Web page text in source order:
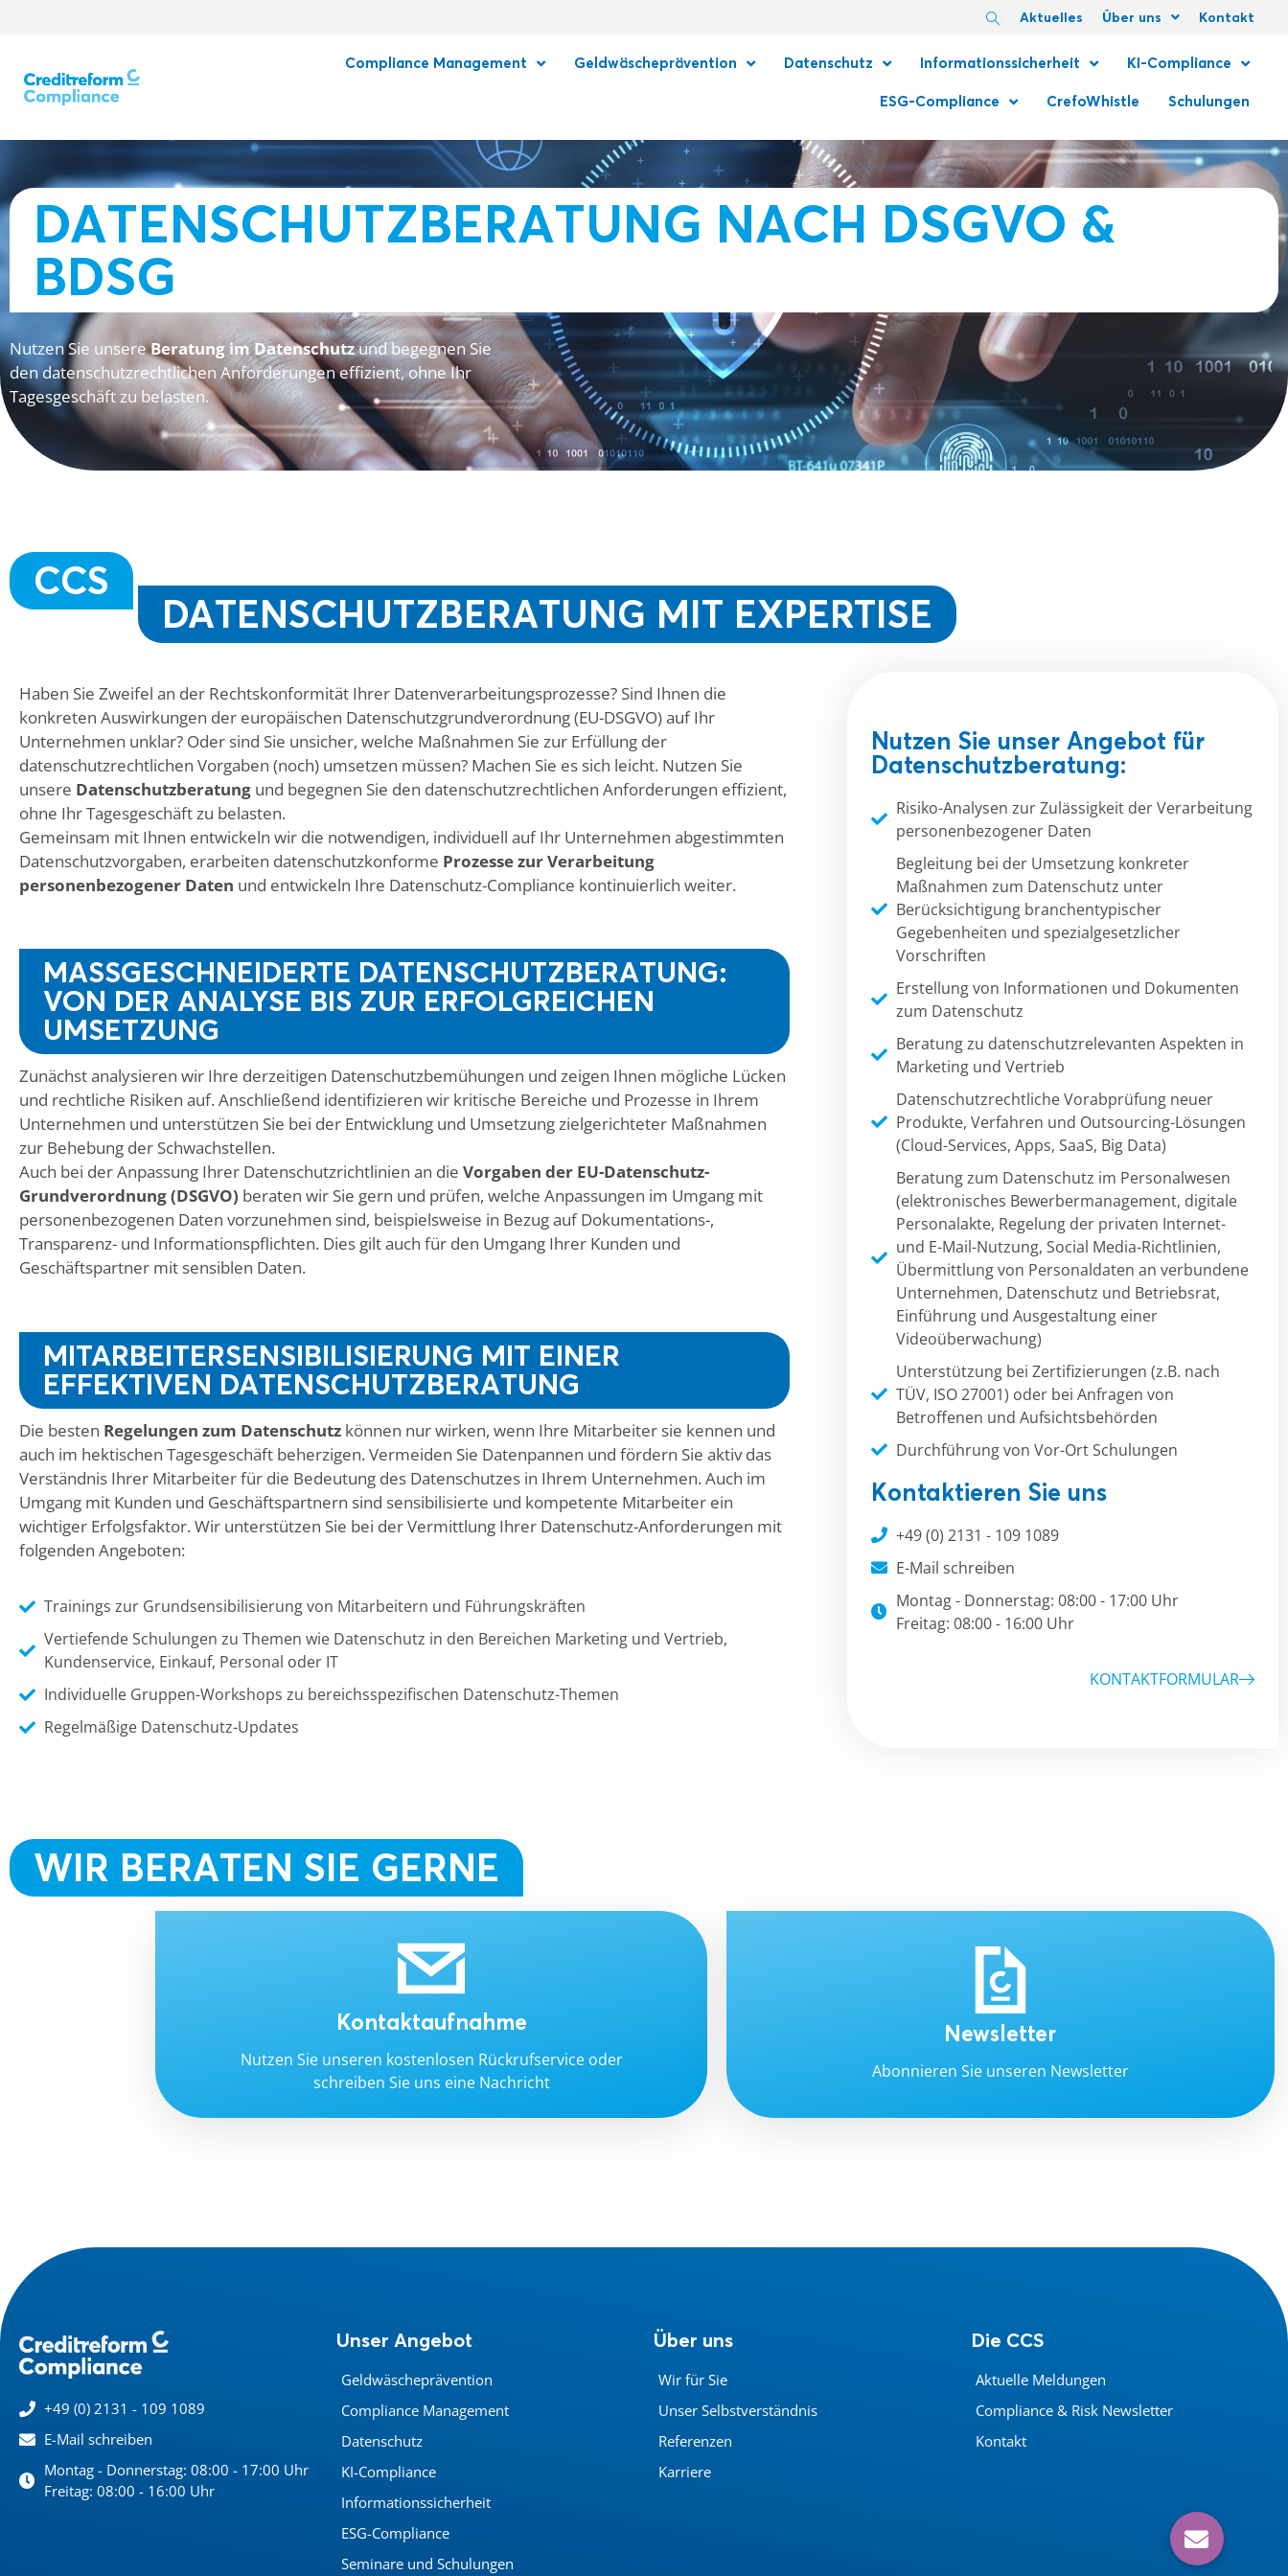
Aktuelles Über uns Kontakt
Compliance Management Geldwäscheprävention Datenschutz Informationssicherheit KI-Compliance
ESG-Compliance CrefoWhistle Schulungen
DATENSCHUTZBERATUNG NACH DSGVO &
BDSG
Nutzen Sie unsereBeratung im Datenschutzund begegnen Sie
den datenschutzrechtlichen Anforderungen effizient, ohne Ihr
Tagesgeschäft zu belasten.
CCS
DATENSCHUTZBERATUNG MIT EXPERTISE
Haben Sie Zweifel an der Rechtskonformität Ihrer Datenverarbeitungsprozesse? Sind Ihnen die
konkreten Auswirkungen der europäischen Datenschutzgrundverordnung (EU-DSGVO) auf Ihr
Unternehmen unklar? Oder sind Sie unsicher, welche Maßnahmen Sie zur Erfüllung der
datenschutzrechtlichen Vorgaben (noch) umsetzen müssen? Machen Sie es sich leicht. Nutzen Sie
unsere Datenschutzberatung und begegnen Sie den datenschutzrechtlichen Anforderungen effizient,
ohne Ihr Tagesgeschäft zu belasten.
Gemeinsam mit Ihnen entwickeln wir die notwendigen, individuell auf Ihr Unternehmen abgestimmten
Datenschutzvorgaben, erarbeiten datenschutzkonforme Prozesse zur Verarbeitung
personenbezogener Daten und entwickeln Ihre Datenschutz-Compliance kontinuierlich weiter.
MASSGESCHNEIDERTE DATENSCHUTZBERATUNG: V
ON DER ANALYSE BIS ZUR ERFOLGREICHEN U
MSETZUNG
Zunächst analysieren wir Ihre derzeitigen Datenschutzbemühungen und zeigen Ihnen mögliche Lücken
und rechtliche Risiken auf. Anschließend identifizieren wir kritische Bereiche und Prozesse in Ihrem
Unternehmen und unterstützen Sie bei der Entwicklung und Umsetzung zielgerichteter Maßnahmen
zur Behebung der Schwachstellen.
Auch bei der Anpassung Ihrer Datenschutzrichtlinien an die Vorgaben der EU-Datenschutz-
Grundverordnung (DSGVO) beraten wir Sie gern und prüfen, welche Anpassungen im Umgang mit
personenbezogenen Daten vorzunehmen sind, beispielsweise in Bezug auf Dokumentations-,
Transparenz- und Informationspflichten. Dies gilt auch für den Umgang Ihrer Kunden und
Geschäftspartner mit sensiblen Daten.
MITARBEITERSENSIBILISIERUNG MIT EINER
EFFEKTIVEN DATENSCHUTZBERATUNG
Die besten Regelungen zum Datenschutz können nur wirken, wenn Ihre Mitarbeiter sie kennen und
auch im hektischen Tagesgeschäft beherzigen. Vermeiden Sie Datenpannen und fördern Sie aktiv das
Verständnis Ihrer Mitarbeiter für die Bedeutung des Datenschutzes in Ihrem Unternehmen. Auch im
Umgang mit Kunden und Geschäftspartnern sind sensibilisierte und kompetente Mitarbeiter ein
wichtiger Erfolgsfaktor. Wir unterstützen Sie bei der Vermittlung Ihrer Datenschutz-Anforderungen mit
folgenden Angeboten:
Trainings zur Grundsensibilisierung von Mitarbeitern und Führungskräften
Vertiefende Schulungen zu Themen wie Datenschutz in den Bereichen Marketing und Vertrieb,
Kundenservice, Einkauf, Personal oder IT
Individuelle Gruppen-Workshops zu bereichsspezifischen Datenschutz-Themen
Regelmäßige Datenschutz-Updates
Nutzen Sie unser Angebot für
Datenschutzberatung:
Risiko-Analysen zur Zulässigkeit der Verarbeitung
personenbezogener Daten
Begleitung bei der Umsetzung konkreter
Maßnahmen zum Datenschutz unter
Berücksichtigung branchentypischer
Gegebenheiten und spezialgesetzlicher
Vorschriften
Erstellung von Informationen und Dokumenten
zum Datenschutz
Beratung zu datenschutzrelevanten Aspekten in
Marketing und Vertrieb
Datenschutzrechtliche Vorabprüfung neuer
Produkte, Verfahren und Outsourcing-Lösungen
(Cloud-Services, Apps, SaaS, Big Data)
Beratung zum Datenschutz im Personalwesen
(elektronisches Bewerbermanagement, digitale
Personalakte, Regelung der privaten Internet-
und E-Mail-Nutzung, Social Media-Richtlinien,
Übermittlung von Personaldaten an verbundene
Unternehmen, Datenschutz und Betriebsrat,
Einführung und Ausgestaltung einer
Videoüberwachung)
Unterstützung bei Zertifizierungen (z.B. nach
TÜV, ISO 27001) oder bei Anfragen von
Betroffenen und Aufsichtsbehörden
Durchführung von Vor-Ort Schulungen
Kontaktieren Sie uns
+49 (0) 2131 - 109 1089
E-Mail schreiben
Montag - Donnerstag: 08:00 - 17:00 Uhr
Freitag: 08:00 - 16:00 Uhr
KONTAKTFORMULAR
WIR BERATEN SIE GERNE
Kontaktaufnahme
Nutzen Sie unseren kostenlosen Rückrufservice oder
schreiben Sie uns eine Nachricht
Newsletter
Abonnieren Sie unseren Newsletter
+49 (0) 2131 - 109 1089
E-Mail schreiben
Montag - Donnerstag: 08:00 - 17:00 Uhr
Freitag: 08:00 - 16:00 Uhr
Unser Angebot
Geldwäscheprävention
Compliance Management
Datenschutz
KI-Compliance
Informationssicherheit
ESG-Compliance
Seminare und Schulungen
Über uns
Wir für Sie
Unser Selbstverständnis
Referenzen
Karriere
Die CCS
Aktuelle Meldungen
Compliance & Risk Newsletter
Kontakt